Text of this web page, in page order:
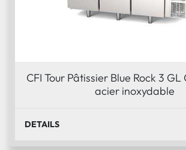
CFI Tour Pâtissier Blue Rock 3
acier inoxydable
DETAILS